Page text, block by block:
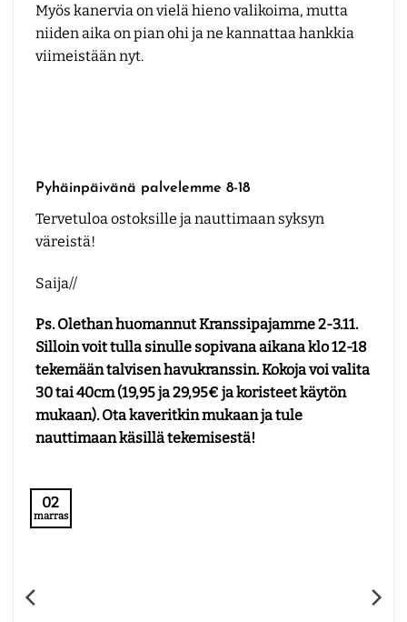
Myös kanervia on vielä hieno valikoima, mutta
niiden aika on pian ohi ja ne kannattaa hankkia
viimeistään nyt.
Pyhäinpäivänä palvelemme 8-18
Tervetuloa ostoksille ja nauttimaan syksyn
väreistä!
Saija//
Ps. Olethan huomannut Kranssipajamme 2-3.11.
Silloin voit tulla sinulle sopivana aikana klo 12-18
tekemään talvisen havukranssin. Kokoja voi valita
30 tai 40cm (19,95 ja 29,95€ ja koristeet käytön
mukaan). Ota kaveritkin mukaan ja tule
nauttimaan käsillä tekemisestä!
02
marras